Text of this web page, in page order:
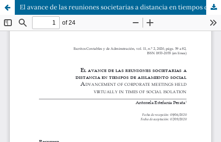
El avance de las reuniones societarias a distancia en tiempos de aislamiento social